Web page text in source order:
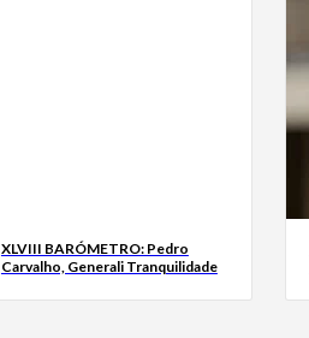
XLVIII BARÓMETRO: Pedro
Carvalho, Generali Tranquilidade